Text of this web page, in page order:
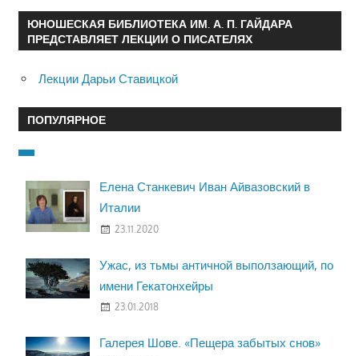
ЮНОШЕСКАЯ БИБЛИОТЕКА ИМ. А. П. ГАЙДАРА
ПРЕДСТАВЛЯЕТ ЛЕКЦИИ О ПИСАТЕЛЯХ
Лекции Дарьи Ставицкой
ПОПУЛЯРНОЕ
Елена Станкевич Иван Айвазовский в
Италии
23.11.2020
Ужас, из тьмы античной выползающий, по
имени Гекатонхейры
23.01.2018
Галерея Шове. «Пещера забытых снов»